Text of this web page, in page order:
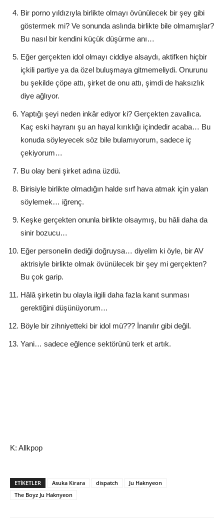
Bir porno yıldızıyla birlikte olmayı övünülecek bir şey gibi
göstermek mi? Ve sonunda aslında birlikte bile olmamışlar?
Bu nasıl bir kendini küçük düşürme anı…
Eğer gerçekten idol olmayı ciddiye alsaydı, aktifken hiçbir
içkili partiye ya da özel buluşmaya gitmemeliydi. Onurunu
bu şekilde çöpe attı, şirket de onu attı, şimdi de haksızlık
diye ağlıyor.
Yaptığı şeyi neden inkâr ediyor ki? Gerçekten zavallıca.
Kaç eski hayranı şu an hayal kırıklığı içindedir acaba… Bu
konuda söyleyecek söz bile bulamıyorum, sadece iç
çekiyorum…
Bu olay beni şirket adına üzdü.
Birisiyle birlikte olmadığın halde sırf hava atmak için yalan
söylemek… iğrenç.
Keşke gerçekten onunla birlikte olsaymış, bu hâli daha da
sinir bozucu…
Eğer personelin dediği doğruysa… diyelim ki öyle, bir AV
aktrisiyle birlikte olmak övünülecek bir şey mi gerçekten?
Bu çok garip.
Hâlâ şirketin bu olayla ilgili daha fazla kanıt sunması
gerektiğini düşünüyorum…
Böyle bir zihniyetteki bir idol mü??? İnanılır gibi değil.
Yani… sadece eğlence sektörünü terk et artık.
K: Allkpop
ETIKETLER Asuka Kirara dispatch
Ju Haknyeon
The Boyz Ju Haknyeon